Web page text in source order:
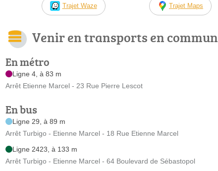
Trajet Waze Trajet Maps
Venir en transports en commun
En métro
Ligne 4, à 83 m
Arrêt Etienne Marcel - 23 Rue Pierre Lescot
En bus
Ligne 29, à 89 m
Arrêt Turbigo - Etienne Marcel - 18 Rue Etienne Marcel
Ligne 2423, à 133 m
Arrêt Turbigo - Etienne Marcel - 64 Boulevard de Sébastopol